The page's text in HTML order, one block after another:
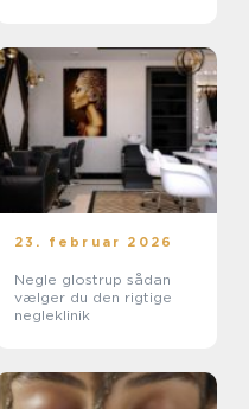
23. februar 2026
Negle glostrup sådan
vælger du den rigtige
negleklinik